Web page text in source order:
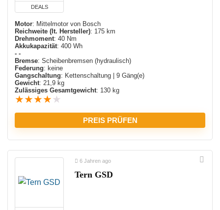
DEALS
Motor: Mittelmotor von Bosch
Reichweite (lt. Hersteller): 175 km
Drehmoment: 40 Nm
Akkukapazität: 400 Wh
- -
Bremse: Scheibenbremsen (hydraulisch)
Federung: keine
Gangschaltung: Kettenschaltung | 9 Gäng(e)
Gewicht: 21,9 kg
Zulässiges Gesamtgewicht: 130 kg
★★★★ ★
PREIS PRÜFEN
6 Jahren ago
Tern GSD